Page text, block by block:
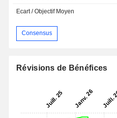
Ecart / Objectif Moyen
Consensus
Révisions de Bénéfices